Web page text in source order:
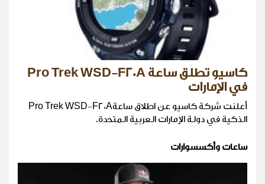
كاسيو تطلق ساعة Pro Trek WSD-F20A
في الإمارات
أعلنت شركة كاسيو عن اطلاق ساعةPro Trek WSD-F20A
الذكية في دولة الإمارات العربية المتحدة.
ساعات وأكسسوارات